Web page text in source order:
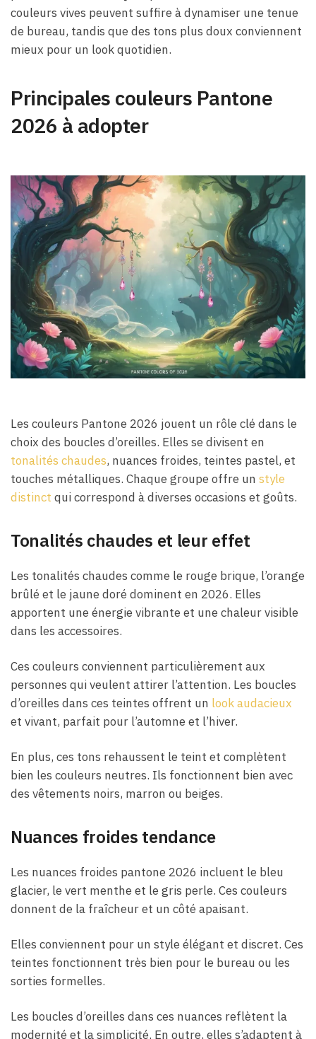
couleurs vives peuvent suffire à dynamiser une tenue
de bureau, tandis que des tons plus doux conviennent
mieux pour un look quotidien.
Principales couleurs Pantone
2026 à adopter
Les couleurs Pantone 2026 jouent un rôle clé dans le
choix des boucles d’oreilles. Elles se divisent en
tonalités chaudes, nuances froides, teintes pastel, et
touches métalliques. Chaque groupe offre un style
distinct qui correspond à diverses occasions et goûts.
Tonalités chaudes et leur effet
Les tonalités chaudes comme le rouge brique, l’orange
brûlé et le jaune doré dominent en 2026. Elles
apportent une énergie vibrante et une chaleur visible
dans les accessoires.
Ces couleurs conviennent particulièrement aux
personnes qui veulent attirer l’attention. Les boucles
d’oreilles dans ces teintes offrent un look audacieux
et vivant, parfait pour l’automne et l’hiver.
En plus, ces tons rehaussent le teint et complètent
bien les couleurs neutres. Ils fonctionnent bien avec
des vêtements noirs, marron ou beiges.
Nuances froides tendance
Les nuances froides pantone 2026 incluent le bleu
glacier, le vert menthe et le gris perle. Ces couleurs
donnent de la fraîcheur et un côté apaisant.
Elles conviennent pour un style élégant et discret. Ces
teintes fonctionnent très bien pour le bureau ou les
sorties formelles.
Les boucles d’oreilles dans ces nuances reflètent la
modernité et la simplicité. En outre, elles s’adaptent à